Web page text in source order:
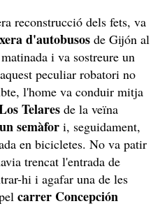
reconstrucció dels fets, va
d'autobusos de Gijón al
i va sostreure un
peculiar robatori no
l'home va conduir mitja
Telares de la veïna
semàfor i, seguidament,
en bicicletes. No va patir
trencat l'entrada de
hi i agafar una de les
carrer Concepción